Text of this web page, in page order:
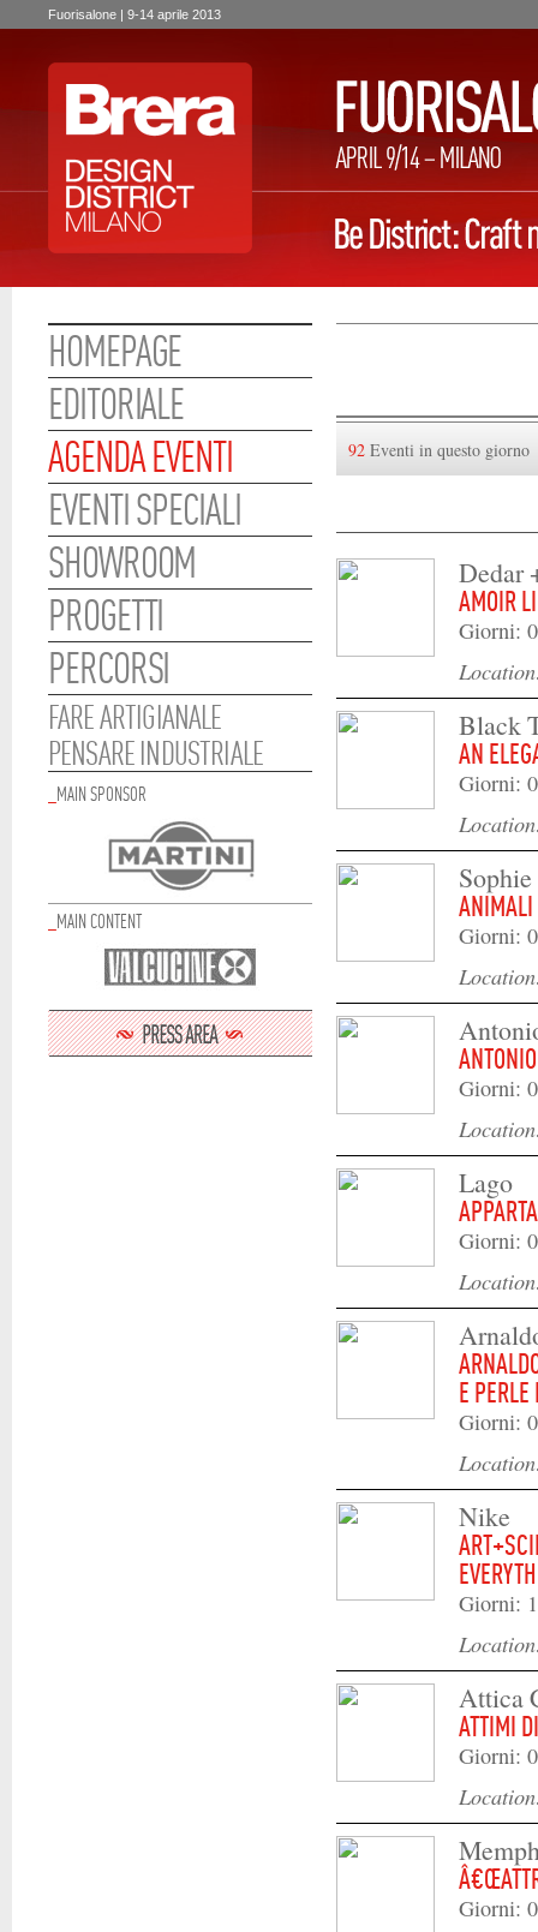
Fuorisalone | 9-14 aprile 2013
HOMEPAGE
EDITORIALE
AGENDA EVENTI
EVENTI SPECIALI
SHOWROOM
PROGETTI
PERCORSI
FARE ARTIGIANALE
PENSARE INDUSTRIALE
MAIN SPONSOR
MAIN CONTENT
92 Eventi in questo giorno
Dedar
AMOIR
Giorni:
Black
AN
Giorni:
Giorni:
Giorni:
Lago
Giorni:
E
Giorni:
Nike
Giorni:
Attica
ATTIMI
Giorni:
Giorni: